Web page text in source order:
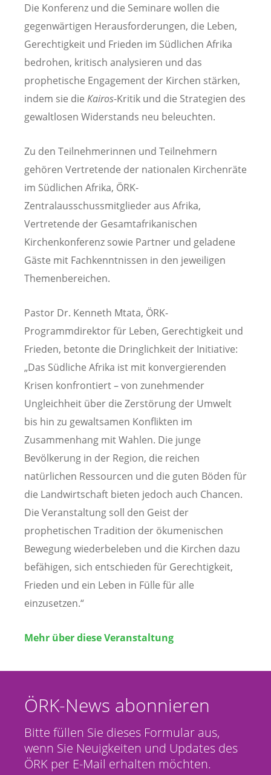
Die Konferenz und die Seminare wollen die
gegenwärtigen Herausforderungen, die Leben,
Gerechtigkeit und Frieden im Südlichen Afrika
bedrohen, kritisch analysieren und das
prophetische Engagement der Kirchen stärken,
indem sie die Kairos-Kritik und die Strategien des
gewaltlosen Widerstands neu beleuchten.
Zu den Teilnehmerinnen und Teilnehmern
gehören Vertretende der nationalen Kirchenräte
im Südlichen Afrika, ÖRK-
Zentralausschussmitglieder aus Afrika,
Vertretende der Gesamtafrikanischen
Kirchenkonferenz sowie Partner und geladene
Gäste mit Fachkenntnissen in den jeweiligen
Themenbereichen.
Pastor Dr. Kenneth Mtata, ÖRK-
Programmdirektor für Leben, Gerechtigkeit und
Frieden, betonte die Dringlichkeit der Initiative:
„Das Südliche Afrika ist mit konvergierenden
Krisen konfrontiert – von zunehmender
Ungleichheit über die Zerstörung der Umwelt
bis hin zu gewaltsamen Konflikten im
Zusammenhang mit Wahlen. Die junge
Bevölkerung in der Region, die reichen
natürlichen Ressourcen und die guten Böden für
die Landwirtschaft bieten jedoch auch Chancen.
Die Veranstaltung soll den Geist der
prophetischen Tradition der ökumenischen
Bewegung wiederbeleben und die Kirchen dazu
befähigen, sich entschieden für Gerechtigkeit,
Frieden und ein Leben in Fülle für alle
einzusetzen.“
Mehr über diese Veranstaltung
ÖRK-News abonnieren
Bitte füllen Sie dieses Formular aus,
wenn Sie Neuigkeiten und Updates des
ÖRK per E-Mail erhalten möchten.